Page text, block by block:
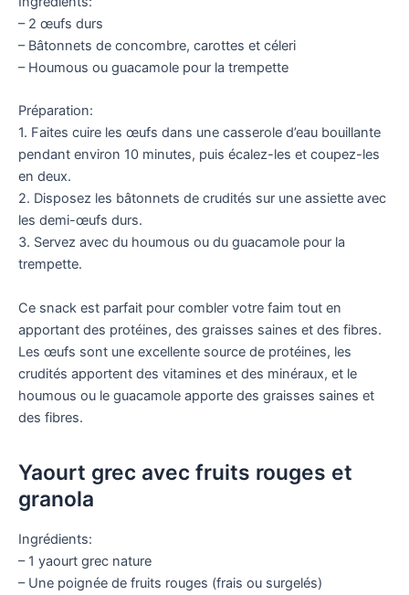
– 2 œufs durs
– Bâtonnets de concombre, carottes et céleri
– Houmous ou guacamole pour la trempette
Préparation:
1. Faites cuire les œufs dans une casserole d’eau bouillante
pendant environ 10 minutes, puis écalez-les et coupez-les
en deux.
2. Disposez les bâtonnets de crudités sur une assiette avec
les demi-œufs durs.
3. Servez avec du houmous ou du guacamole pour la
trempette.
Ce snack est parfait pour combler votre faim tout en
apportant des protéines, des graisses saines et des fibres.
Les œufs sont une excellente source de protéines, les
crudités apportent des vitamines et des minéraux, et le
houmous ou le guacamole apporte des graisses saines et
des fibres.
Yaourt grec avec fruits rouges et
granola
Ingrédients:
– 1 yaourt grec nature
– Une poignée de fruits rouges (frais ou surgelés)